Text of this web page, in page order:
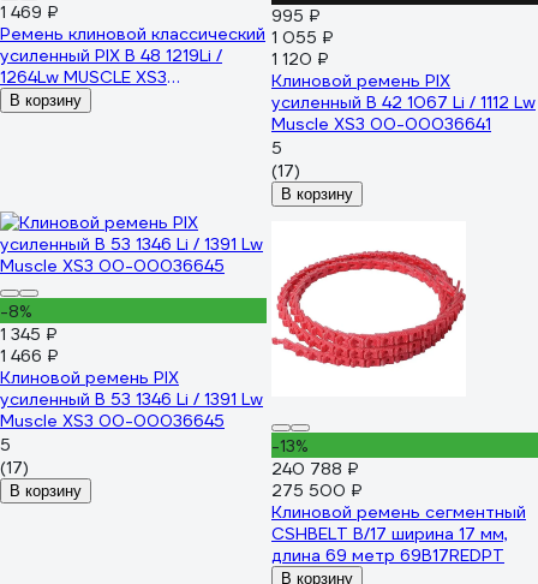
1 469 ₽
Ремень клиновой классический
усиленный PIX B 48 1219Li /
1264Lw MUSCLE XS3
Transmissions Ltd 00-
00044744
В корзину
995 ₽
1 055 ₽
1 120 ₽
Клиновой ремень PIX
усиленный B 42 1067 Li / 1112 Lw
Muscle XS3 00-00036641
5
(17)
В корзину
-8%
1 345 ₽
1 466 ₽
Клиновой ремень PIX
усиленный B 53 1346 Li / 1391 Lw
Muscle XS3 00-00036645
5
(17)
В корзину
-13%
240 788 ₽
275 500 ₽
Клиновой ремень сегментный
CSHBELT B/17 ширина 17 мм,
длина 69 метр 69B17REDPT
В корзину